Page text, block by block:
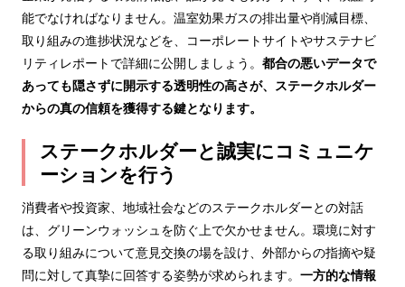
能でなければなりません。温室効果ガスの排出量や削減目標、
取り組みの進捗状況などを、コーポレートサイトやサステナビ
リティレポートで詳細に公開しましょう。 都合の悪いデータで
あっても隠さずに開示する透明性の高さが、ステークホルダー
からの真の信頼を獲得する鍵となります。
ステークホルダーと誠実にコミュニケ
ーションを行う
消費者や投資家、地域社会などのステークホルダーとの対話
は、グリーンウォッシュを防ぐ上で欠かせません。環境に対す
る取り組みについて意見交換の場を設け、外部からの指摘や疑
問に対して真摯に回答する姿勢が求められます。 一方的な情報